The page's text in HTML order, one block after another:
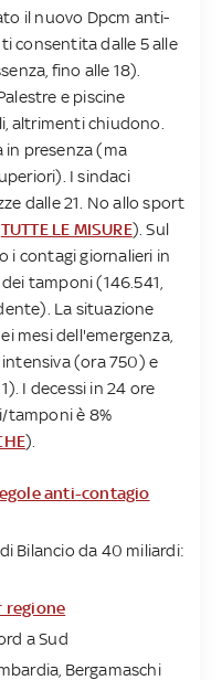
il nuovo Dpcm anti-
consentita dalle 5 alle
fino alle 18).
e piscine
altrimenti chiudono.
in presenza (ma
I sindaci
dalle 21. No allo sport
TUTTE LE MISURE). Sul
i contagi giornalieri in
tamponi (146.541,
La situazione
mesi dell'emergenza,
(ora 750) e
I decessi in 24 ore
tamponi è 8%
).
anti-contagio
Bilancio da 40 miliardi:
regione
a Sud
Bergamaschi